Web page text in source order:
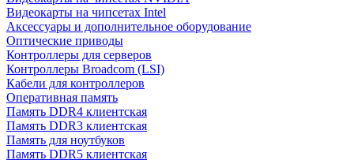
Видеокарты на чипсетах Intel
Аксессуары и дополнительное оборудование
Оптические приводы
Контроллеры для серверов
Контроллеры Broadcom (LSI)
Кабели для контроллеров
Оперативная память
Память DDR4 клиентская
Память DDR3 клиентская
Память для ноутбуков
Память DDR5 клиентская